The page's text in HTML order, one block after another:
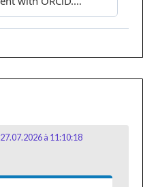
27.07.2026 à 11:10:18